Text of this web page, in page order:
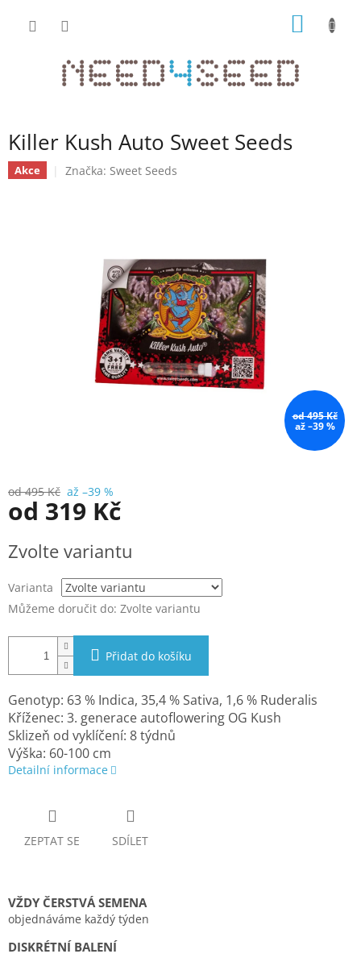
Killer Kush Auto Sweet Seeds
Akce Značka: Sweet Seeds
od 495 Kč
až –39 %
od 495 Kč až –39 %
od 319 Kč
cena:
Zvolte variantu
Varianta
Můžeme doručit do: Zvolte variantu
Přidat do košíku
Genotyp: 63 % Indica, 35,4 % Sativa, 1,6 % Ruderalis
Kříženec: 3. generace autoflowering OG Kush
Sklizeň od vyklíčení: 8 týdnů
Výška: 60-100 cm
Detailní informace
ZEPTAT SE SDÍLET
VŽDY ČERSTVÁ SEMENA
objednáváme každý týden
DISKRÉTNÍ BALENÍ